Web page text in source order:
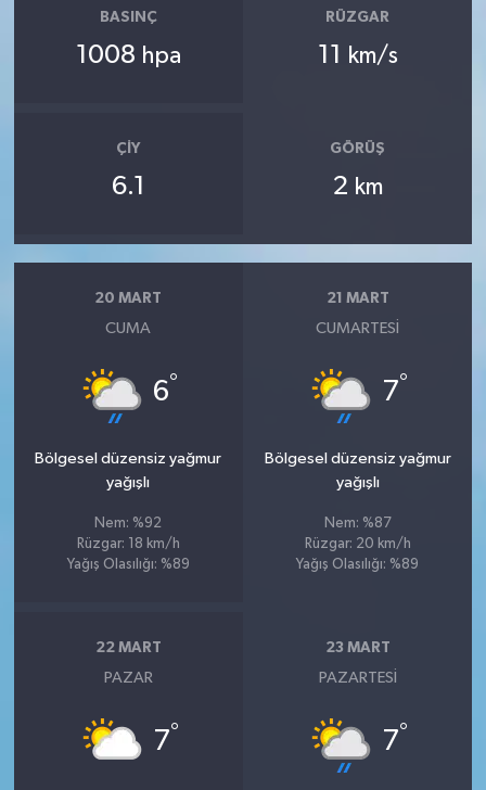
BASINÇ
1008 hpa
RÜZGAR
11 km/s
ÇIY
6.1
GÖRÜŞ
2 km
20 MART
CUMA
6°
Bölgesel düzensiz yağmur
yağışlı
Nem: %92
Rüzgar: 18 km/h
Yağış Olasılığı: %89
21 MART
CUMARTESI
7°
Bölgesel düzensiz yağmur
yağışlı
Nem: %87
Rüzgar: 20 km/h
Yağış Olasılığı: %89
22 MART
PAZAR
7°
23 MART
PAZARTESI
7°